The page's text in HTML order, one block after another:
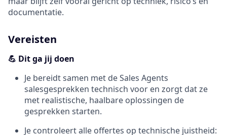
documentatie.
Vereisten
💪 Dit ga jij doen
Je bereidt samen met de Sales Agents
salesgesprekken technisch voor en zorgt dat ze
met realistische, haalbare oplossingen de
gesprekken starten.
Je controleert alle offertes op technische juistheid: